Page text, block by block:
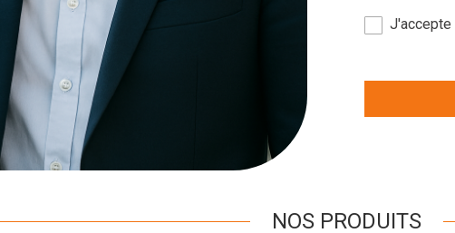
J'accepte
NOS PRODUITS